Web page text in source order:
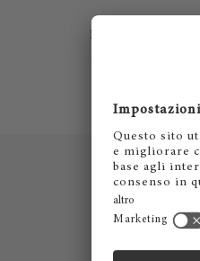
L’evento è